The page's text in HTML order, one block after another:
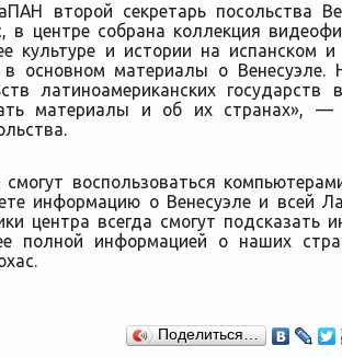
второй секретарь посольства
в центре собрана коллекция
культуре и истории на испанском и
в основном материалы о Венесуэле.
латиноамериканских государств
материалы и об их странах», —
смогут воспользоваться
информацию о Венесуэле и всей
центра всегда смогут подсказать
полной информацией о наших
Поделиться…